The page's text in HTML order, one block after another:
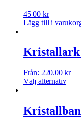
45.00 kr
Lägg till i
Kristallark
Från: 220.00 kr
Välj alternativ